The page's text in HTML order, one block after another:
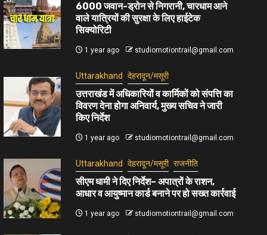
6000 जवान-ड्रोन से निगरानी, चारधाम आने
वाले यात्रियों की सुरक्षा के लिए हाईटेक
सिक्योरिटी
1 year ago studiomotiontrail@gmail.com
Uttarakhand देहरादून/मसूरी
उत्तराखंड में अधिकारियों व कार्मिकों को संपत्ति का
विवरण देना होगा अनिवार्य, मुख्य सचिव ने जारी
किए निर्देश
1 year ago studiomotiontrail@gmail.com
Uttarakhand देहरादून/मसूरी राजनीति
सीएम धामी ने दिए निर्देश– अपात्रों के राशन,
आधार व आयुष्मान कार्ड बनाने पर हो सख्त कार्रवाई
1 year ago studiomotiontrail@gmail.com